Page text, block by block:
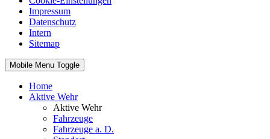
Impressum
Datenschutz
Intern
Sitemap
Mobile Menu Toggle
Home
Aktive Wehr
Aktive Wehr
Fahrzeuge
Fahrzeuge a. D.